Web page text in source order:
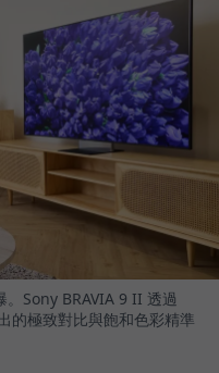
Sony BRAVIA 9 II 透過
的極致對比與飽和色彩精準